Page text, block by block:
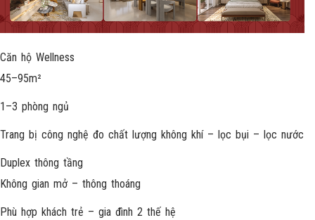
Căn hộ Wellness
45–95m²
1–3 phòng ngủ
Trang bị công nghệ đo chất lượng không khí – lọc bụi – lọc nước
Duplex thông tầng
Không gian mở – thông thoáng
Phù hợp khách trẻ – gia đình 2 thế hệ